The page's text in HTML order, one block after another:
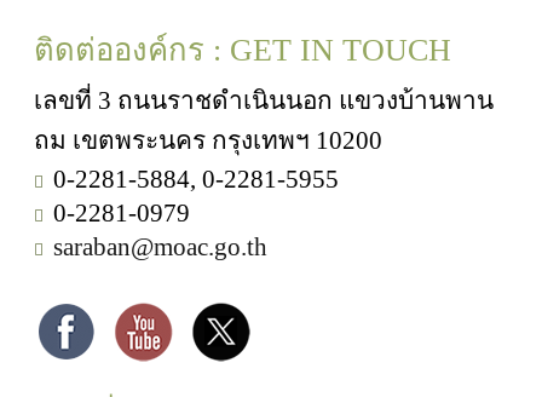
ติดต่อองค์กร : GET IN TOUCH
เลขที่ 3 ถนนราชดำเนินนอก แขวงบ้านพาน
ถม เขตพระนคร กรุงเทพฯ 10200
0-2281-5884, 0-2281-5955
0-2281-0979
saraban@moac.go.th